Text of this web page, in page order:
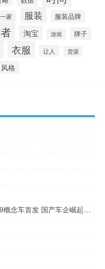
家 服装 服装品牌
淘宝 游戏 牌子
衣服 让人 货源
风格
汽车动态：法兰克福车展上 红旗S9概念车首发 国产车企崛起之路